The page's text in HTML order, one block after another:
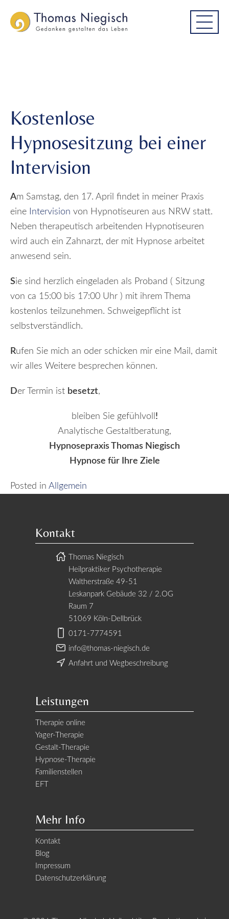
to
to
Kostenlose Hypnosesitzung bei einer
Intervision
Kostenlose
Hypnosesitzung bei einer
Intervision
Am Samstag, den 17. April findet in meiner Praxis
eine
Intervision von Hypnotiseuren aus NRW statt.
Neben therapeutisch arbeitenden Hypnotiseuren
wird auch ein Zahnarzt, der mit Hypnose arbeitet
anwesend sein.
Sie sind herzlich eingeladen als Proband ( Sitzung
von ca 15:00 bis 17:00 Uhr ) mit ihrem Thema
kostenlos teilzunehmen. Schweigepflicht ist
selbstverständlich.
Rufen Sie mich an oder schicken mir eine Mail, damit
wir alles Weitere besprechen können.
Der Termin ist besetzt,
bleiben Sie gefühlvoll !
Analytische Gestaltberatung,
Hypnosepraxis Thomas Niegisch
Hypnose für Ihre Ziele
Posted in Allgemein
Kontakt
Thomas Niegisch
Heilpraktiker Psychotherapie
Waltherstraße 49-51
Leskanpark Gebäude 32 / 2.OG
Raum 7
51069 Köln-Dellbrück
0171-7774591
info@thomas-niegisch.de
Anfahrt und Wegbeschreibung
Leistungen
Therapie online
Yager-Therapie
Gestalt-Therapie
Hypnose-Therapie
Familienstellen
EFT
Mehr Info
Kontakt
Blog
Impressum
Datenschutzerklärung